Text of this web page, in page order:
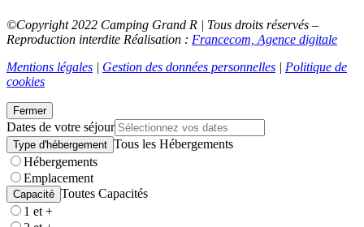
©Copyright 2022 Camping Grand R | Tous droits réservés –
Reproduction interdite Réalisation : Francecom, Agence digitale
Mentions légales | Gestion des données personnelles | Politique de
cookies
Fermer
Dates de votre séjour
Type d'hébergement Tous les Hébergements
Hébergements
Emplacement
Capacité Toutes Capacités
1 et +